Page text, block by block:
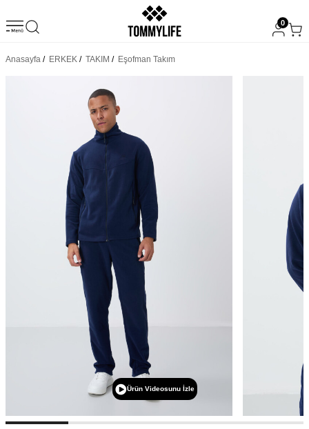
0
Anasayfa / ERKEK / TAKIM / Eşofman Takım
Ürün Videosunu İzle